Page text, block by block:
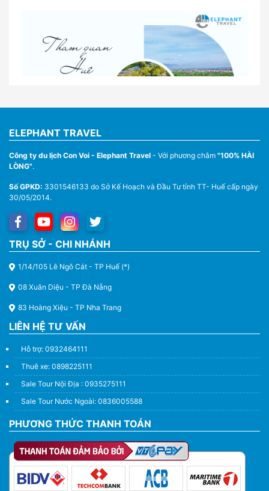
Nhà Xe Con Voi – Dịch Vụ Cho Thuê Xe Từ Huế,
Sân Bay Phú Bài Đi Thánh Địa La Vang
Thuê Xe Du Lịch Tại Huế – Từ 4 Chỗ Đến 45 Chỗ
ELEPHANT TRAVEL
Công ty du lịch Con Voi - Elephant Travel - Với phương châm "100% HÀI
LÒNG".
Số GPKD: 3301546133 do Sở Kế Hoạch và Đầu Tư tỉnh TT- Huế cấp ngày
30/05/2014.
TRỤ SỞ - CHI NHÁNH
1/14/105 Lê Ngô Cát - TP Huế (*)
08 Xuân Diệu - TP Đà Nẵng
83 Hoàng Xiệu - TP Nha Trang
LIÊN HỆ TƯ VẤN
Hỗ trợ: 0932464111
Thuê xe: 0898225111
Sale Tour Nội Địa : 0935275111
Sale Tour Nước Ngoài: 0836005588
PHƯƠNG THỨC THANH TOÁN